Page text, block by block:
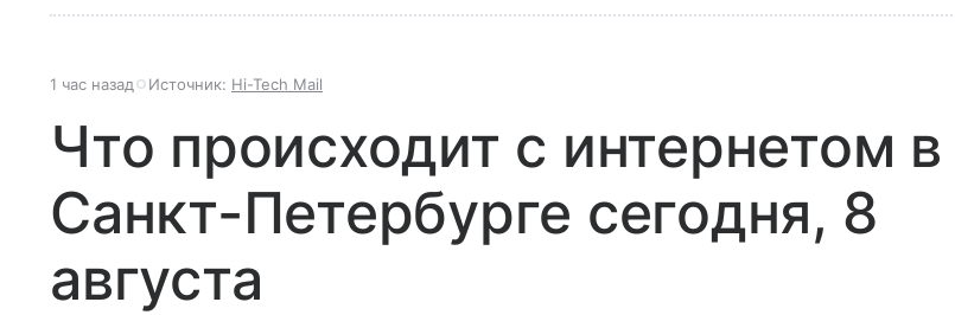
1 час назад Источник: Hi-Tech Mail
Что происходит с интернетом в
Санкт-Петербурге сегодня, 8
августа